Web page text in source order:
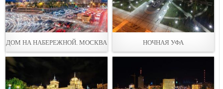
ДОМ НА НАБЕРЕЖНОЙ. МОСКВА НОЧНАЯ УФА